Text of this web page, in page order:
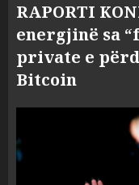
RAPORTI
energjinë sa
private e
Bitcoin